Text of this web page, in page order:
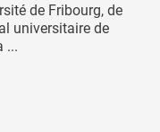
de Fribourg, de
universitaire de
...